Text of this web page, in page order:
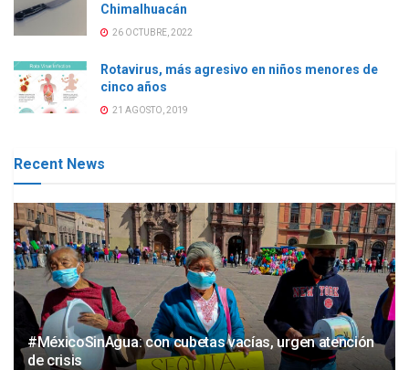
Chimalhuacán
26 OCTUBRE, 2022
Rotavirus, más agresivo en niños menores de
cinco años
21 AGOSTO, 2019
Recent News
#MéxicoSinAgua: con cubetas vacías, urgen atención
de crisis